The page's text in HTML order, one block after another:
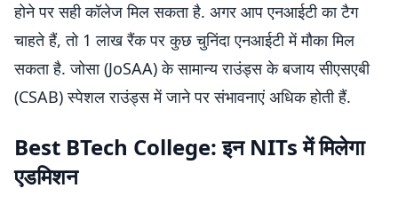
होने पर सही कॉलेज मिल सकता है. अगर आप एनआईटी का टैग
चाहते हैं, तो 1 लाख रैंक पर कुछ चुनिंदा एनआईटी में मौका मिल
सकता है. जोसा (JoSAA) के सामान्य राउंड्स के बजाय सीएसएबी
(CSAB) स्पेशल राउंड्स में जाने पर संभावनाएं अधिक होती हैं.
Best BTech College: इन NITs में मिलेगा
एडमिशन